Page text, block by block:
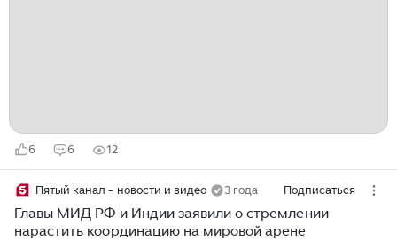
6 6 12
Пятый канал - новости и видео 3 года Подписаться
Главы МИД РФ и Индии заявили о стремлении
нарастить координацию на мировой арене